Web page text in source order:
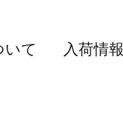
いて 入荷情報